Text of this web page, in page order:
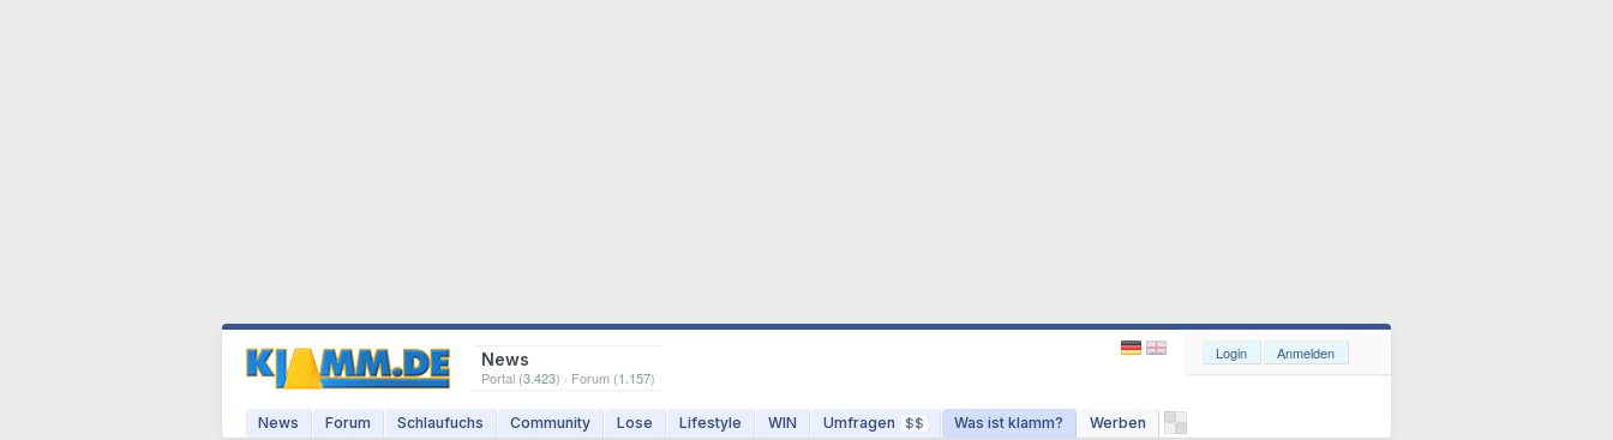
News
Portal (3.423) · Forum (1.157)
News Forum Schlaufuchs Community Lose Lifestyle WIN Umfragen $$ Was ist klamm? Werben
Login Anmelden